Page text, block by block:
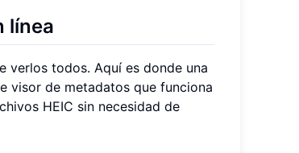
línea
verlos todos. Aquí es donde una
visor de metadatos que funciona
HEIC sin necesidad de